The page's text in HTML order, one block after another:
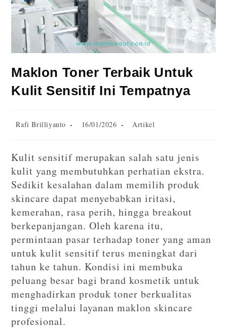
Maklon Toner Terbaik Untuk
Kulit Sensitif Ini Tempatnya
Rafi Brilliyanto 16/01/2026 Artikel
Kulit sensitif merupakan salah satu jenis
kulit yang membutuhkan perhatian ekstra.
Sedikit kesalahan dalam memilih produk
skincare dapat menyebabkan iritasi,
kemerahan, rasa perih, hingga breakout
berkepanjangan. Oleh karena itu,
permintaan pasar terhadap toner yang aman
untuk kulit sensitif terus meningkat dari
tahun ke tahun. Kondisi ini membuka
peluang besar bagi brand kosmetik untuk
menghadirkan produk toner berkualitas
tinggi melalui layanan maklon skincare
profesional.